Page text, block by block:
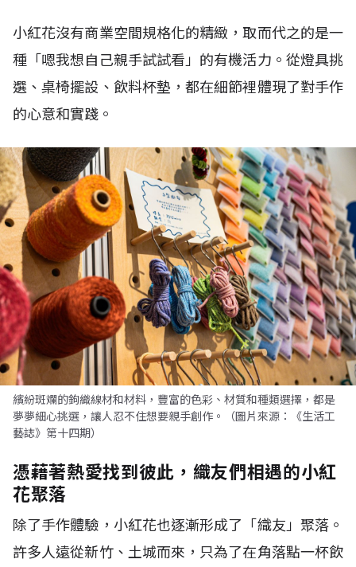
小紅花沒有商業空間規格化的精緻，取而代之的是一
種「嗯我想自己親手試試看」的有機活力。從燈具挑
選、桌椅擺設、飲料杯墊，都在細節裡體現了對手作
的心意和實踐。
繽紛斑斕的鉤織線材和材料，豐富的色彩、材質和種類選擇，都是
夢夢細心挑選，讓人忍不住想要親手創作。（圖片來源：《生活工
藝誌》第十四期）
憑藉著熱愛找到彼此，織友們相遇的小紅
花聚落
除了手作體驗，小紅花也逐漸形成了「織友」聚落。
許多人遠從新竹、土城而來，只為了在角落點一杯飲